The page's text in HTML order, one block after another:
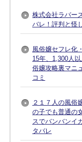
株式会社ラバー
バレ！評判と怪
風俗嬢セフレ化
15年、1,300人
俗嬢攻略裏マニ
コミ
２１７人の風俗
の子でも普通の
スでバンバンイ
タバレ